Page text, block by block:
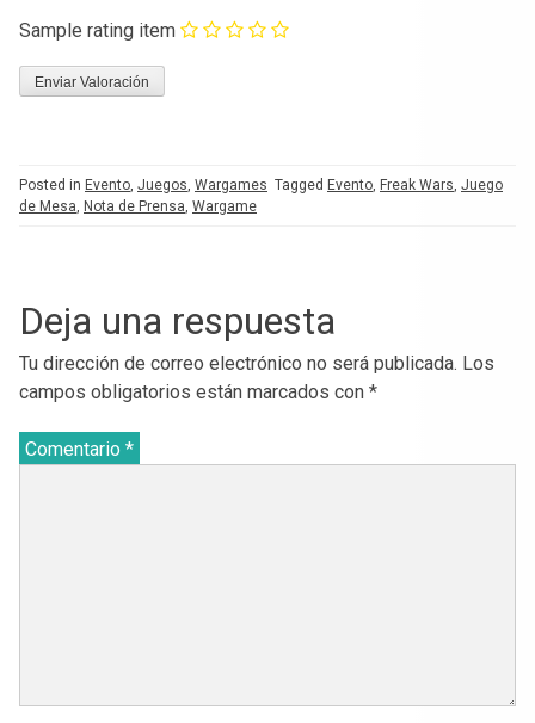
Sample rating item
Posted in Evento Juegos Wargames Tagged Evento Freak Wars Juego
de Mesa Nota de Prensa Wargame
Deja una respuesta
Tu dirección de correo electrónico no será publicada. Los
campos obligatorios están marcados con *
Comentario *